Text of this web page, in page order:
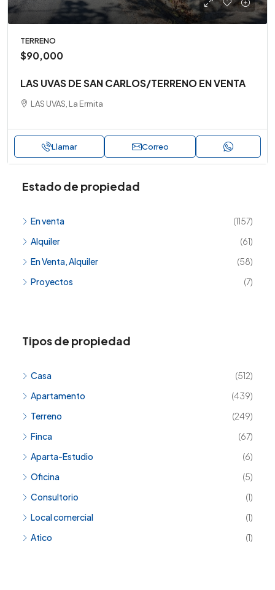
TERRENO
$90,000
LAS UVAS DE SAN CARLOS/TERRENO EN VENTA
LAS UVAS, La Ermita
Llamar Correo
Estado de propiedad
En venta
(1157)
Alquiler
(61)
En Venta, Alquiler
(58)
Proyectos
(7)
Tipos de propiedad
Casa
(512)
Apartamento
(439)
Terreno
(249)
Finca
(67)
Aparta-Estudio
(6)
Oficina
(5)
Consultorio
(1)
Local comercial
(1)
Atico
(1)